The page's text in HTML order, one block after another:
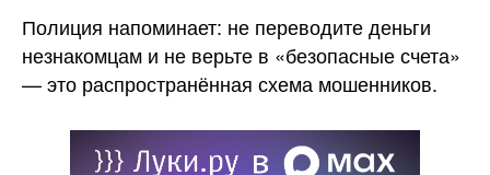
Полиция напоминает: не переводите деньги
незнакомцам и не верьте в «безопасные счета»
— это распространённая схема мошенников.